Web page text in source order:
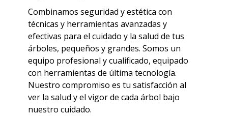
Combinamos seguridad y estética con
técnicas y herramientas avanzadas y
efectivas para el cuidado y la salud de tus
árboles, pequeños y grandes. Somos un
equipo profesional y cualificado, equipado
con herramientas de última tecnología.
Nuestro compromiso es tu satisfacción al
ver la salud y el vigor de cada árbol bajo
nuestro cuidado.